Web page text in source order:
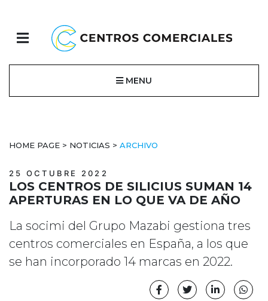
MENU
HOME PAGE > NOTICIAS > ARCHIVO
25 OCTUBRE 2022
LOS CENTROS DE SILICIUS SUMAN 14
APERTURAS EN LO QUE VA DE AÑO
La socimi del Grupo Mazabi gestiona tres
centros comerciales en España, a los que
se han incorporado 14 marcas en 2022.